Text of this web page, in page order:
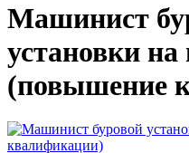
Машинист
установки на
(повышение